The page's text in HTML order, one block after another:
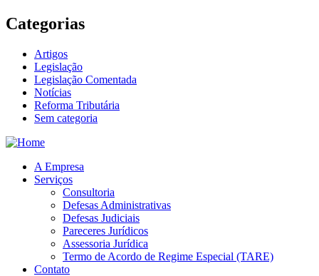
Categorias
Artigos
Legislação
Legislação Comentada
Notícias
Reforma Tributária
Sem categoria
A Empresa
Serviços
Consultoria
Defesas Administrativas
Defesas Judiciais
Pareceres Jurídicos
Assessoria Jurídica
Termo de Acordo de Regime Especial (TARE)
Contato